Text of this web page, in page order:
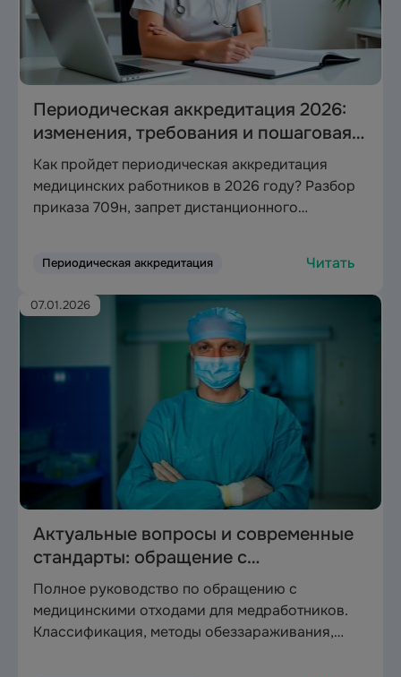
Периодическая аккредитация 2026:
изменения, требования и пошаговая
инструкция
Как пройдет периодическая аккредитация
медицинских работников в 2026 году? Разбор
приказа 709н, запрет дистанционного
медперсонала.
Периодическая аккредитация Читать
07.01.2026
Актуальные вопросы и современные
стандарты: обращение с
медицинскими отходами
Полное руководство по обращению с
медицинскими отходами для медработников.
Классификация, методы обеззараживания,